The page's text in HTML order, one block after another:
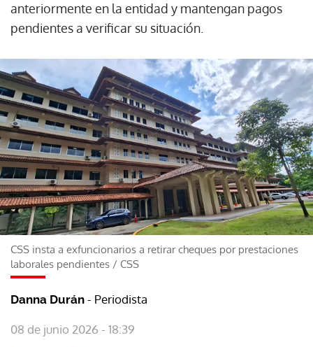
anteriormente en la entidad y mantengan pagos
pendientes a verificar su situación.
CSS insta a exfuncionarios a retirar cheques por prestaciones
laborales pendientes / CSS
Danna Durán - Periodista
08 de junio 2026 - 18:39